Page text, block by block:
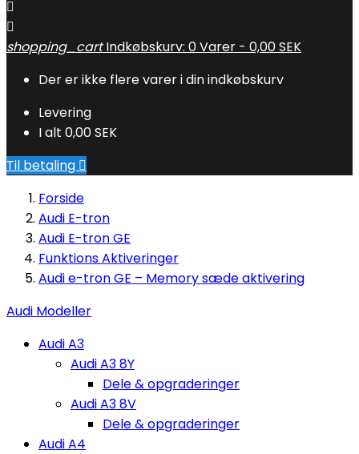


shopping_cart Indkøbskurv: 0Varer - 0,00 SEK
Der er ikke flere varer i din indkøbskurv
Levering
I alt 0,00 SEK
Til betaling 
Forside
Audi E-tron
Audi E-tron GE
Funktions Aktiveringer
Audi e-tron GE – Memory sæde aktivering
Audi Modeller
Audi A3
Audi A3 8Y
Dele & opgraderinger
Audi A3 8V
Dele & opgraderinger
Audi A4